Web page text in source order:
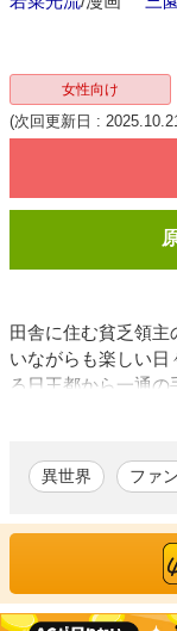
女性向け
(次回更新日 :
田舎に住む貧乏領主
いながらも楽しい
る日王都から一通
者候補として、国
の。貴族の務めを
子の婚約者を目指
て初めての王都を
て…⁉ 無自覚天然令
若菜光流/漫画
異世界 ファ